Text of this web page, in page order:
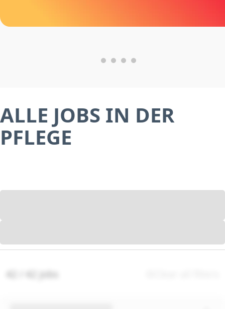
ALLE JOBS IN DER
PFLEGE
42 / 42 jobs